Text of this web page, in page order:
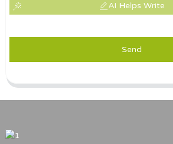
AI Helps Write
Send